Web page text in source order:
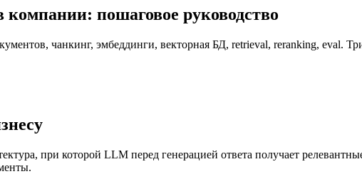
пошаговое руководство
чанкинг, эмбеддинги, векторная БД, retrieval, reranking, eval.
при которой LLM перед генерацией ответа получает